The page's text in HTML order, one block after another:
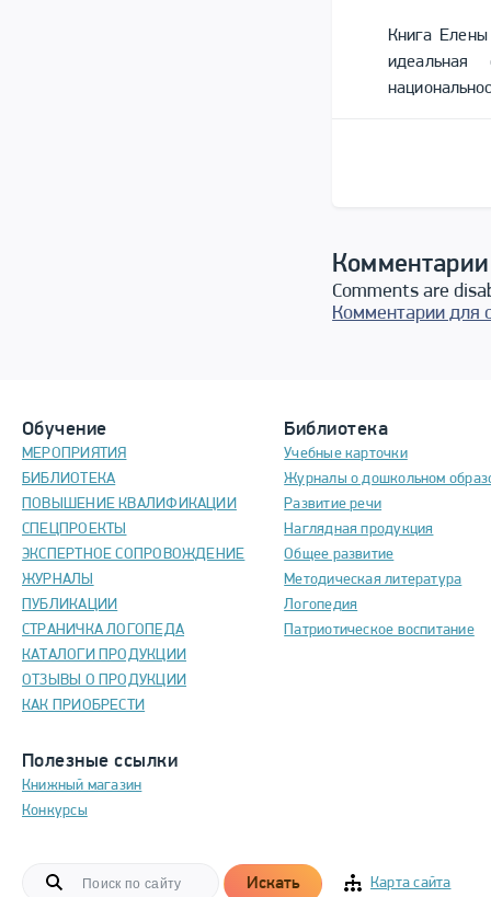
Книга
идеальная
Comments are
Комментарии для
Обучение
МЕРОПРИЯТИЯ
БИБЛИОТЕКА
ПОВЫШЕНИЕ КВАЛИФИКАЦИИ
СПЕЦПРОЕКТЫ
ЭКСПЕРТНОЕ СОПРОВОЖДЕНИЕ
ЖУРНАЛЫ
ПУБЛИКАЦИИ
СТРАНИЧКА ЛОГОПЕДА
КАТАЛОГИ ПРОДУКЦИИ
ОТЗЫВЫ О ПРОДУКЦИИ
КАК ПРИОБРЕСТИ
Полезные ссылки
Книжный магазин
Конкурсы
Библиотека
Учебные карточки
Журналы о дошкольном
Развитие речи
Наглядная продукция
Общее развитие
Методическая литература
Логопедия
Патриотическое воспитание
Искать Карта сайта